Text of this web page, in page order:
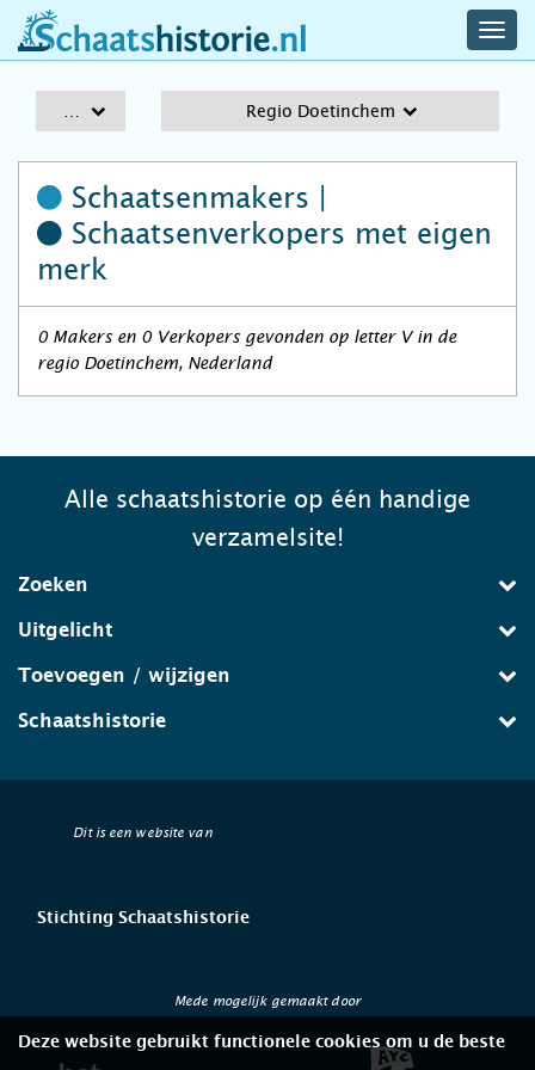
schaatshistorie.nl
Regio Doetinchem
Schaatsenmakers |
Schaatsenverkopers met eigen
merk
0 Makers en 0 Verkopers gevonden op letter V in de
regio Doetinchem, Nederland
Alle schaatshistorie op één handige
verzamelsite!
Zoeken
Uitgelicht
Toevoegen / wijzigen
Schaatshistorie
Dit is een website van
Stichting Schaatshistorie
Mede mogelijk gemaakt door
Deze website gebruikt functionele cookies om u de beste